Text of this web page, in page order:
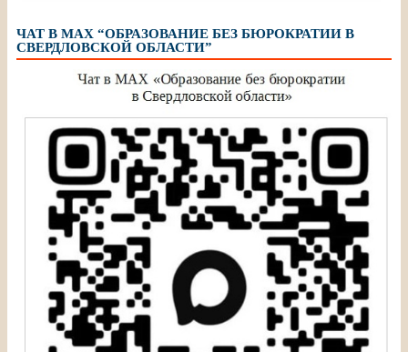
ЧАТ В МАХ “ОБРАЗОВАНИЕ БЕЗ БЮРОКРАТИИ В
СВЕРДЛОВСКОЙ ОБЛАСТИ”